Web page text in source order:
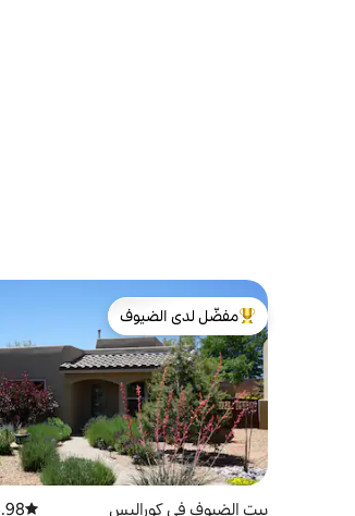
من أبرز البيوت المفضّلة لدى الضيوف
مفضّل لدى الضيوف
بيت الضيوف في كوراليس متوسط(87)